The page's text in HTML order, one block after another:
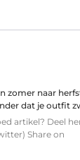
zomer naar
dat je outfit
artikel? Deel
Share on